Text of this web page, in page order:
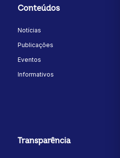
Conteúdos
Notícias
Publicações
Eventos
Informativos
Transparência